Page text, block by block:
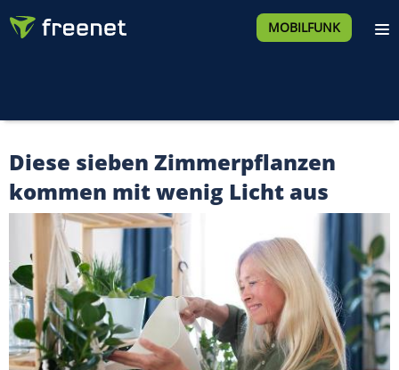
MOBILFUNK
Diese sieben Zimmerpflanzen
kommen mit wenig Licht aus